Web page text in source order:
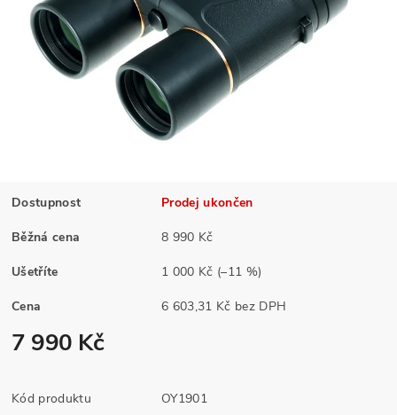
Dostupnost Prodej ukončen
Běžná cena 8 990 Kč
Ušetříte 1 000 Kč (–11 %)
Cena 6 603,31 Kč bez DPH
7 990 Kč
Kód produktu
OY1901